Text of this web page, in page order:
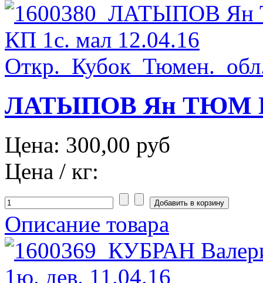
ЛАТЫПОВ Ян ТЮМ
Цена: 300,00 руб
Цена / кг:
Описание товара